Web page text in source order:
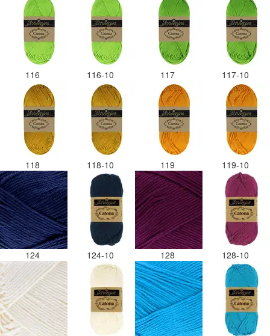
116 116-10 117 117-10
118 118-10 119 119-10
124 124-10 128 128-10